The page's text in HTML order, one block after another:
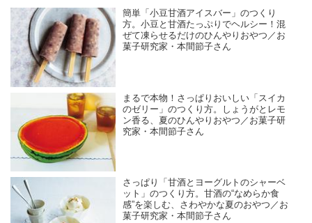
簡単「小豆甘酒アイスバー」のつくり
方。小豆と甘酒たっぷりでヘルシー！混
ぜて凍らせるだけのひんやりおやつ／お
菓子研究家・本間節子さん
まるで本物！さっぱりおいしい「スイカ
のゼリー」のつくり方。しょうがとレモ
ン香る、夏のひんやりおやつ／お菓子研
究家・本間節子さん
さっぱり「甘酒とヨーグルトのシャーベ
ット」のつくり方。甘酒の“なめらか食
感”を楽しむ、さわやかな夏のおやつ／お
菓子研究家・本間節子さん